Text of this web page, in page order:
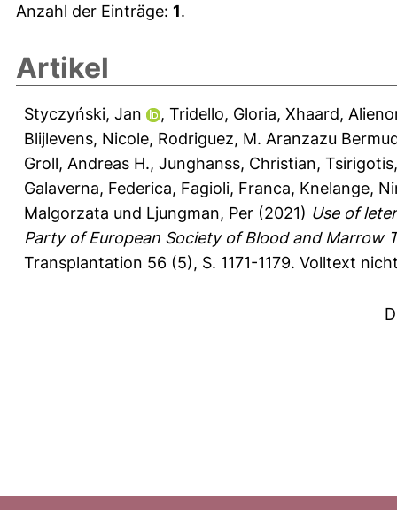
Anzahl der Einträge: 1.
Artikel
Styczyński, Jan , Tridello, Gloria, Xhaard,
Blijlevens, Nicole, Rodriguez, M. Aranzazu
Groll, Andreas H., Junghanss, Christian,
Galaverna, Federica, Fagioli, Franca, Knelange,
Malgorzata und Ljungman, Per (2021) Use of
Party of European Society of Blood and Marrow
Transplantation 56 (5), S. 1171-1179. Volltext